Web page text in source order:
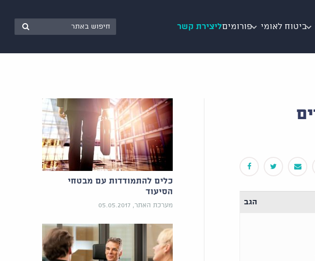
ביטוח לאומי פורומיםליצירת קשר
הגב
כלים להתמודדות עם מבטחי
הסיעוד
מערכת האתר, 05.05.2017